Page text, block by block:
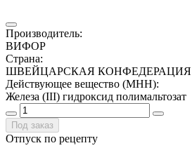
Производитель:
ВИФОР
Страна:
ШВЕЙЦАРСКАЯ КОНФЕДЕРАЦИЯ
Действующее вещество (МНН):
Железа (III) гидроксид полимальтозат
Под заказ
Отпуск по рецепту